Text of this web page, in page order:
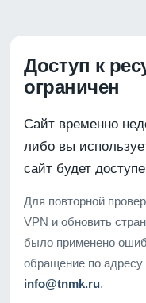
Доступ к
ограничен
Сайт временно
либо вы
сайт будет
Для повторной
VPN и обновить
было применено
обращение по адресу
info@tnmk.ru.